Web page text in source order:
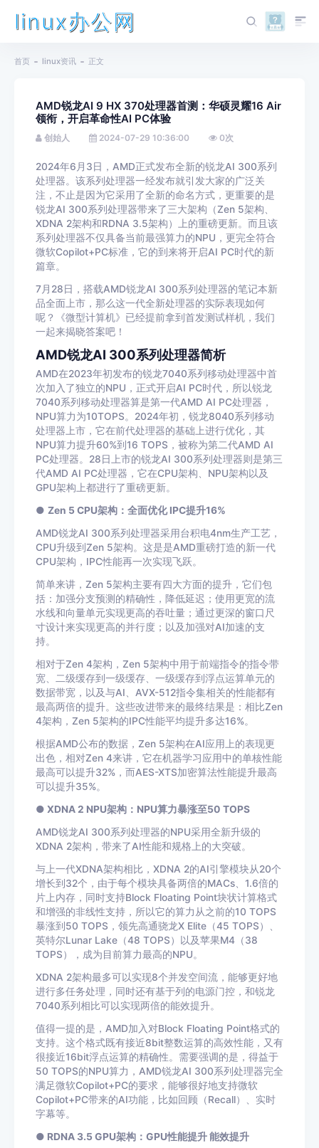
linux办公网
首页 linux资讯 正文
AMD锐龙AI 9 HX 370处理器首测：华硕灵耀16 Air
领衔，开启革命性AI PC体验
创始人 2024-07-29 10:36:00 0次
2024年6月3日，AMD正式发布全新的锐龙AI 300系列
处理器。该系列处理器一经发布就引发大家的广泛关
注，不止是因为它采用了全新的命名方式，更重要的是
锐龙AI 300系列处理器带来了三大架构（Zen 5架构、
XDNA 2架构和RDNA 3.5架构）上的重磅更新。而且该
系列处理器不仅具备当前最强算力的NPU，更完全符合
微软Copilot+PC标准，它的到来将开启AI PC时代的新
篇章。
7月28日，搭载AMD锐龙AI 300系列处理器的笔记本新
品全面上市，那么这一代全新处理器的实际表现如何
呢？《微型计算机》已经提前拿到首发测试样机，我们
一起来揭晓答案吧！
AMD锐龙AI 300系列处理器简析
AMD在2023年初发布的锐龙7040系列移动处理器中首
次加入了独立的NPU，正式开启AI PC时代，所以锐龙
7040系列移动处理器算是第一代AMD AI PC处理器，
NPU算力为10TOPS。2024年初，锐龙8040系列移动
处理器上市，它在前代处理器的基础上进行优化，其
NPU算力提升60%到16 TOPS，被称为第二代AMD AI
PC处理器。28日上市的锐龙AI 300系列处理器则是第三
代AMD AI PC处理器，它在CPU架构、NPU架构以及
GPU架构上都进行了重磅更新。
● Zen 5 CPU架构：全面优化 IPC提升16%
AMD锐龙AI 300系列处理器采用台积电4nm生产工艺，
CPU升级到Zen 5架构。这是是AMD重磅打造的新一代
CPU架构，IPC性能再一次实现飞跃。
简单来讲，Zen 5架构主要有四大方面的提升，它们包
括：加强分支预测的精确性，降低延迟；使用更宽的流
水线和向量单元实现更高的吞吐量；通过更深的窗口尺
寸设计来实现更高的并行度；以及加强对AI加速的支
持。
相对于Zen 4架构，Zen 5架构中用于前端指令的指令带
宽、二级缓存到一级缓存、一级缓存到浮点运算单元的
数据带宽，以及与AI、AVX-512指令集相关的性能都有
最高两倍的提升。这些改进带来的最终结果是：相比Zen
4架构，Zen 5架构的IPC性能平均提升多达16%。
根据AMD公布的数据，Zen 5架构在AI应用上的表现更
出色，相对Zen 4来讲，它在机器学习应用中的单核性能
最高可以提升32%，而AES-XTS加密算法性能提升最高
可以提升35%。
● XDNA 2 NPU架构：NPU算力暴涨至50 TOPS
AMD锐龙AI 300系列处理器的NPU采用全新升级的
XDNA 2架构，带来了AI性能和规格上的大突破。
与上一代XDNA架构相比，XDNA 2的AI引擎模块从20个
增长到32个，由于每个模块具备两倍的MACs、1.6倍的
片上内存，同时支持Block Floating Point块状计算格式
和增强的非线性支持，所以它的算力从之前的10 TOPS
暴涨到50 TOPS，领先高通骁龙X Elite（45 TOPS）、
英特尔Lunar Lake（48 TOPS）以及苹果M4（38
TOPS），成为目前算力最高的NPU。
XDNA 2架构最多可以实现8个并发空间流，能够更好地
进行多任务处理，同时还有基于列的电源门控，和锐龙
7040系列相比可以实现两倍的能效提升。
值得一提的是，AMD加入对Block Floating Point格式的
支持。这个格式既有接近8bit整数运算的高效性能，又有
很接近16bit浮点运算的精确性。需要强调的是，得益于
50 TOPS的NPU算力，AMD锐龙AI 300系列处理器完全
满足微软Copilot+PC的要求，能够很好地支持微软
Copilot+PC带来的AI功能，比如回顾（Recall）、实时
字幕等。
● RDNA 3.5 GPU架构：GPU性能提升 能效提升